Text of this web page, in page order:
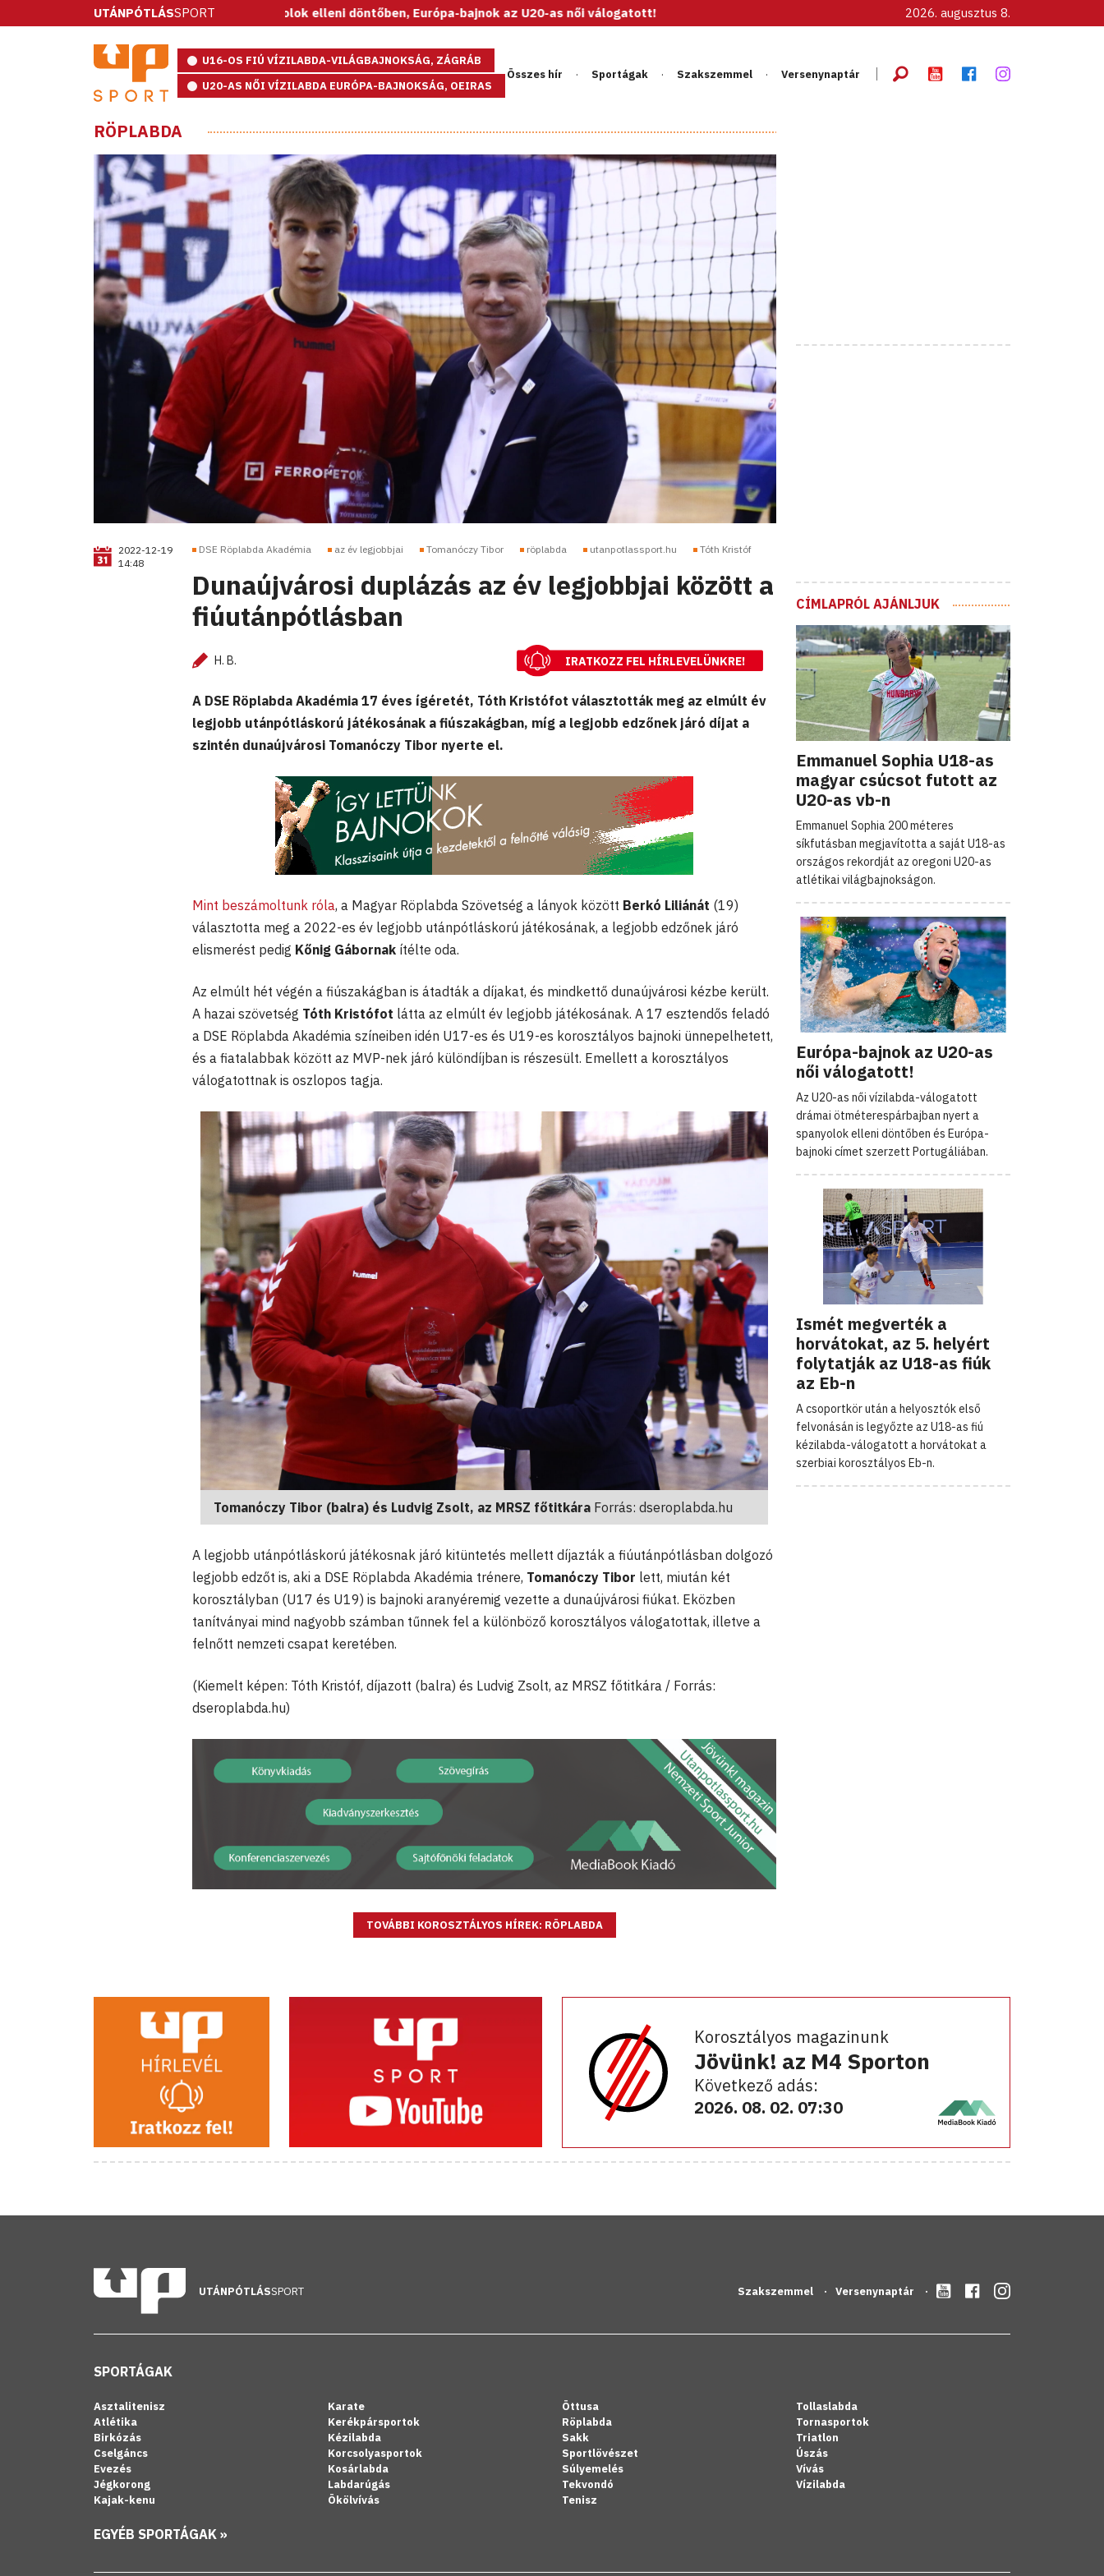
UTÁNPÓTLÁSSPORT
ötméteresekkel nyert a spanyolok elleni döntőben, Európa-bajnok az U20-as női válogatott! 2026. augusztus 8.
U16-OS FIÚ VÍZILABDA-VILÁGBAJNOKSÁG, ZÁGRÁB
U20-AS NŐI VÍZILABDA EURÓPA-BAJNOKSÁG, OEIRAS
Összes hír Sportágak Szakszemmel Versenynaptár
RÖPLABDA
2022-12-19
14:48
DSE Röplabda Akadémia az év legjobbjai Tomanóczy Tibor röplabda utanpotlassport.hu Tóth Kristóf
Dunaújvárosi duplázás az év legjobbjai között a
fiúutánpótlásban
H. B. IRATKOZZ FEL HÍRLEVELÜNKRE!
A DSE Röplabda Akadémia 17 éves ígéretét, Tóth Kristófot választották meg az elmúlt év
legjobb utánpótláskorú játékosának a fiúszakágban, míg a legjobb edzőnek járó díjat a
szintén dunaújvárosi Tomanóczy Tibor nyerte el.
Mint beszámoltunk róla, a Magyar Röplabda Szövetség a lányok között Berkó Liliánát (19)
választotta meg a 2022-es év legjobb utánpótláskorú játékosának, a legjobb edzőnek járó
elismerést pedig Kőnig Gábornak ítélte oda.
Az elmúlt hét végén a fiúszakágban is átadták a díjakat, és mindkettő dunaújvárosi kézbe került.
A hazai szövetség Tóth Kristófot látta az elmúlt év legjobb játékosának. A 17 esztendős feladó
a DSE Röplabda Akadémia színeiben idén U17-es és U19-es korosztályos bajnoki ünnepelhetett,
és a fiatalabbak között az MVP-nek járó különdíjban is részesült. Emellett a korosztályos
válogatottnak is oszlopos tagja.
Tomanóczy Tibor (balra) és Ludvig Zsolt, az MRSZ főtitkára Forrás: dseroplabda.hu
A legjobb utánpótláskorú játékosnak járó kitüntetés mellett díjazták a fiúutánpótlásban dolgozó
legjobb edzőt is, aki a DSE Röplabda Akadémia trénere, Tomanóczy Tibor lett, miután két
korosztályban (U17 és U19) is bajnoki aranyéremig vezette a dunaújvárosi fiúkat. Eközben
tanítványai mind nagyobb számban tűnnek fel a különböző korosztályos válogatottak, illetve a
felnőtt nemzeti csapat keretében.
(Kiemelt képen: Tóth Kristóf, díjazott (balra) és Ludvig Zsolt, az MRSZ főtitkára / Forrás:
dseroplabda.hu)
TOVÁBBI KOROSZTÁLYOS HÍREK: RÖPLABDA
CÍMLAPRÓL AJÁNLJUK
Emmanuel Sophia U18-as
magyar csúcsot futott az
U20-as vb-n
Emmanuel Sophia 200 méteres
síkfutásban megjavította a saját U18-as
országos rekordját az oregoni U20-as
atlétikai világbajnokságon.
Európa-bajnok az U20-as
női válogatott!
Az U20-as női vízilabda-válogatott
drámai ötméterespárbajban nyert a
spanyolok elleni döntőben és Európa-
bajnoki címet szerzett Portugáliában.
Ismét megverték a
horvátokat, az 5. helyért
folytatják az U18-as fiúk
az Eb-n
A csoportkör után a helyosztók első
felvonásán is legyőzte az U18-as fiú
kézilabda-válogatott a horvátokat a
szerbiai korosztályos Eb-n.
Korosztályos magazinunk
Jövünk! az M4 Sporton
Következő adás:
2026. 08. 02. 07:30
UTÁNPÓTLÁSSPORT Szakszemmel Versenynaptár
SPORTÁGAK
Asztalitenisz
Atlétika
Birkózás
Cselgáncs
Evezés
Jégkorong
Kajak-kenu
Karate
Kerékpársportok
Kézilabda
Korcsolyasportok
Kosárlabda
Labdarúgás
Ökölvívás
Öttusa
Röplabda
Sakk
Sportlövészet
Súlyemelés
Tekvondó
Tenisz
Tollaslabda
Tornasportok
Triatlon
Úszás
Vívás
Vízilabda
EGYÉB SPORTÁGAK »